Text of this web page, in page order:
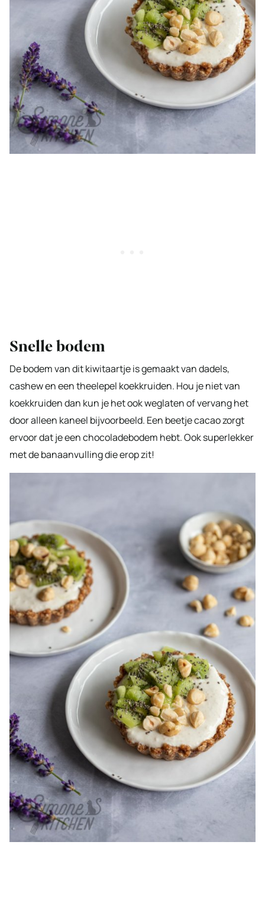
Snelle bodem
De bodem van dit kiwitaartje is gemaakt van dadels,
cashew en een theelepel koekkruiden. Hou je niet van
koekkruiden dan kun je het ook weglaten of vervang het
door alleen kaneel bijvoorbeeld. Een beetje cacao zorgt
ervoor dat je een chocoladebodem hebt. Ook superlekker
met de banaanvulling die erop zit!